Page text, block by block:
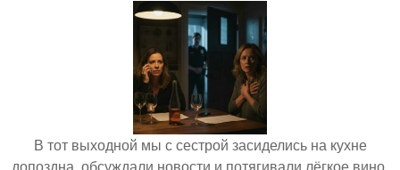
В тот выходной мы с сестрой засиделись на кухне
допоздна, обсуждали новости и потягивали лёгкое вино.